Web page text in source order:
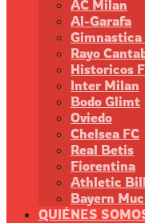
AC Milan
Al-Garafa
Gimnastica
Rayo
Historicos
Inter Milan
Bodo Glimt
Oviedo
Chelsea FC
Real Betis
Fiorentina
Athletic
Bayern
QUIÉNES